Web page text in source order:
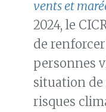
vents et
2024, le
de
personnes
situation
risques